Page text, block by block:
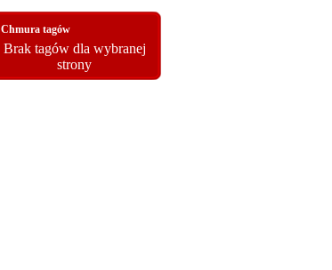
Chmura tagów
Brak tagów dla wybranej
strony